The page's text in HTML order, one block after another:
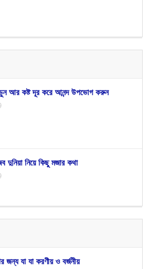
আর কষ্ট দূর করে আনন্দ উপভোগ করুন
নিয়ে কিছু মজার কথা
জন্য যা যা করণীয় ও বর্জনীয়